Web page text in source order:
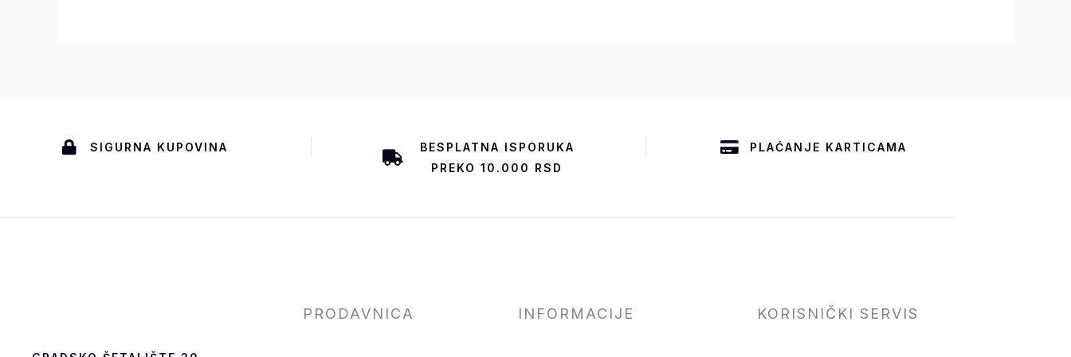
SIGURNA KUPOVINA
BESPLATNA ISPORUKA
PREKO 10.000 RSD
PLAĆANJE KARTICAMA
PRODAVNICA INFORMACIJE KORISNIČKI SERVIS